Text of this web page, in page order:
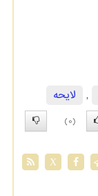
,
لایحه
(0)
X